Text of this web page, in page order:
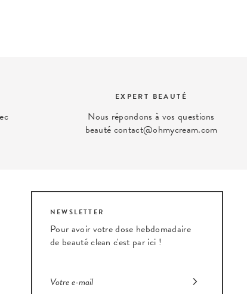
EXPERT BEAUTÉ
Nous répondons à vos questions
beauté contact@ohmycream.com
NEWSLETTER
Pour avoir votre dose hebdomadaire
de beauté clean c'est par ici !